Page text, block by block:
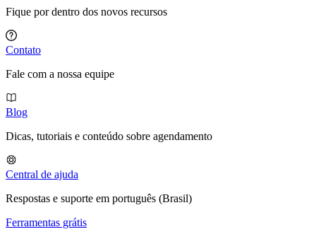
Fique por dentro dos novos recursos
Contato
Fale com a nossa equipe
Blog
Dicas, tutoriais e conteúdo sobre agendamento
Central de ajuda
Respostas e suporte em português (Brasil)
Ferramentas grátis